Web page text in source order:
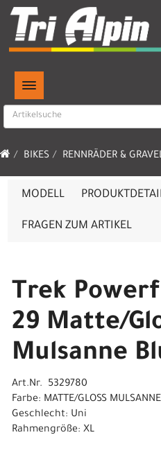
TOGGLE NAVIGATION
BIKES RENNRÄDER &
MODELL
FRAGEN ZUM ARTIKEL
Trek
29 Matte/
Mulsanne
Art.Nr. 5329780
Farbe: MATTE/GLOSS
Geschlecht: Uni
Rahmengröße: XL